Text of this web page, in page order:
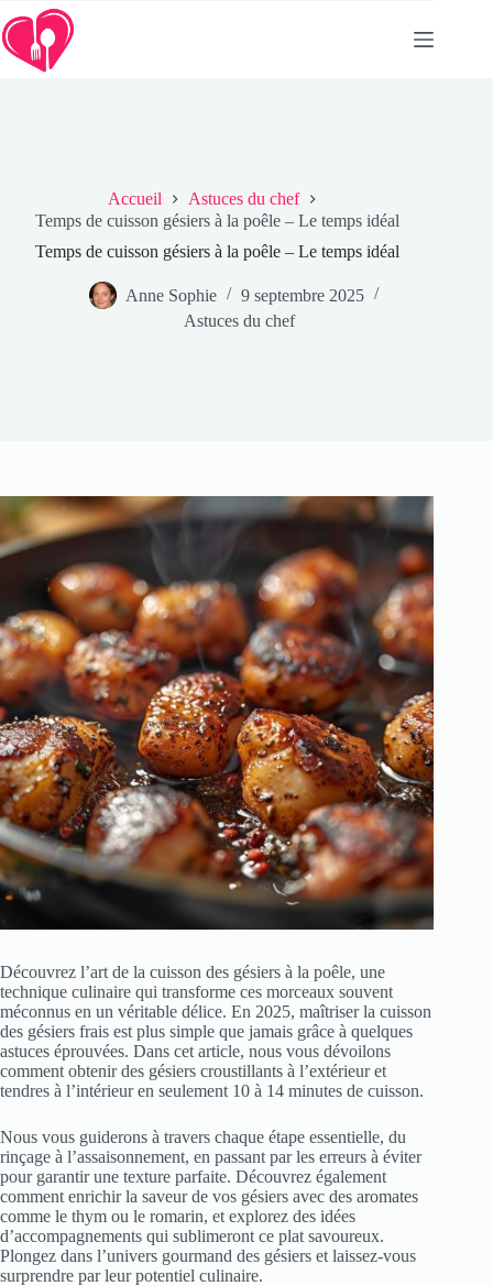
Passer
au
contenu
Accueil
Astuces du chef
Temps de cuisson gésiers à la poêle – Le temps idéal
Temps de cuisson gésiers à la poêle – Le temps idéal
Anne Sophie
9 septembre 2025
Astuces du chef
Découvrez l’art de la cuisson des gésiers à la poêle, une
technique culinaire qui transforme ces morceaux souvent
méconnus en un véritable délice. En 2025, maîtriser la cuisson
des gésiers frais est plus simple que jamais grâce à quelques
astuces éprouvées. Dans cet article, nous vous dévoilons
comment obtenir des gésiers croustillants à l’extérieur et
tendres à l’intérieur en seulement 10 à 14 minutes de cuisson.
Nous vous guiderons à travers chaque étape essentielle, du
rinçage à l’assaisonnement, en passant par les erreurs à éviter
pour garantir une texture parfaite. Découvrez également
comment enrichir la saveur de vos gésiers avec des aromates
comme le thym ou le romarin, et explorez des idées
d’accompagnements qui sublimeront ce plat savoureux.
Plongez dans l’univers gourmand des gésiers et laissez-vous
surprendre par leur potentiel culinaire.